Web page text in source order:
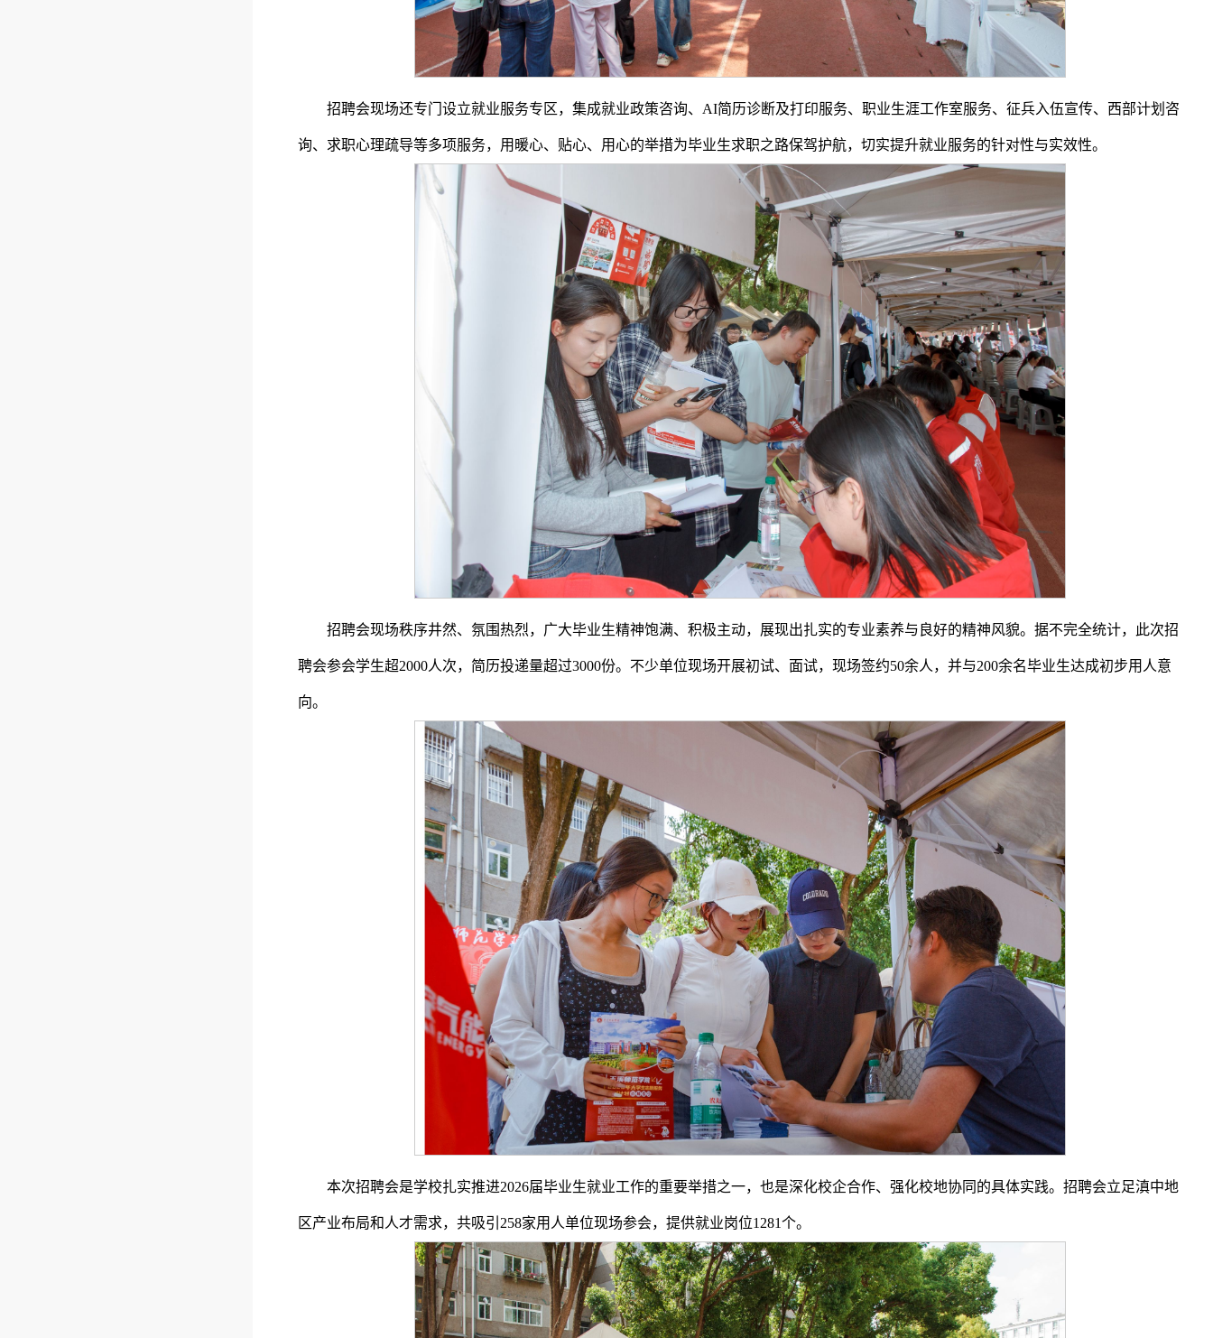
招聘会现场还专门设立就业服务专区，集成就业政策咨询、AI简历诊断及打印服务、职业生涯工作室服务、征兵入伍宣传、西部计划咨
询、求职心理疏导等多项服务，用暖心、贴心、用心的举措为毕业生求职之路保驾护航，切实提升就业服务的针对性与实效性。
招聘会现场秩序井然、氛围热烈，广大毕业生精神饱满、积极主动，展现出扎实的专业素养与良好的精神风貌。据不完全统计，此次招
聘会参会学生超2000人次，简历投递量超过3000份。不少单位现场开展初试、面试，现场签约50余人，并与200余名毕业生达成初步用人意
向。
本次招聘会是学校扎实推进2026届毕业生就业工作的重要举措之一，也是深化校企合作、强化校地协同的具体实践。招聘会立足滇中地
区产业布局和人才需求，共吸引258家用人单位现场参会，提供就业岗位1281个。